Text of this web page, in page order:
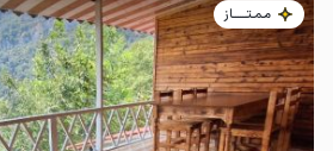
مـمـتــــــاز